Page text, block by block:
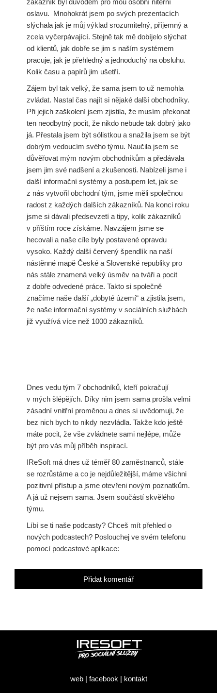
zákazník byl důvodem pro mou osobní niterní
oslavu. Mnohokrát jsem po svých prezentacích
slýchala jak je můj výklad srozumitelný, příjemný a
zcela vyčerpávající. Stejně tak mě dobíjelo slýchat
od klientů, jak dobře se jim s naším systémem
pracuje, jak je přehledný a jednoduchý na obsluhu.
Kolik času a papírů jim ušetří.
Zájem byl tak velký, že sama jsem to už nemohla
zvládat. Nastal čas najít si nějaké další obchodníky.
Při jejich zaškolení jsem zjistila, že musím překonat
ten neodbytný pocit, že nikdo nebude tak dobrý jako
já. Přestala jsem být sólistkou a snažila jsem se být
dobrým vedoucím svého týmu. Naučila jsem se
důvěřovat mým novým obchodníkům a předávala
jsem jim své nadšení a zkušenosti. Nabízeli jsme i
další informační systémy a postupem let, jak se
z nás vytvořil obchodní tým, jsme měli společnou
radost z každých dalších zákazníků. Na konci roku
jsme si dávali předsevzetí a tipy, kolik zákazníků
v příštím roce získáme. Navzájem jsme se
hecovali a naše cíle byly postavené opravdu
vysoko. Každý další červený špendlík na naší
nástěnné mapě České a Slovenské republiky pro
nás stále znamená velký úsměv na tváři a pocit
z dobře odvedené práce. Takto si společně
značíme naše další „dobyté území“ a zjistila jsem,
že naše informační systémy v sociálních službách
již využívá více než 1000 zákazníků.
Dnes vedu tým 7 obchodníků, kteří pokračují
v mých šlépějích. Díky nim jsem sama prošla velmi
zásadní vnitřní proměnou a dnes si uvědomuji, že
bez nich bych to nikdy nezvládla. Takže kdo ještě
máte pocit, že vše zvládnete sami nejlépe, může
být pro vás můj příběh inspirací.
IReSoft má dnes už téměř 80 zaměstnanců, stále
se rozrůstáme a co je nejdůležitější, máme všichni
pozitivní přístup a jsme otevřeni novým poznatkům.
A já už nejsem sama. Jsem součástí skvělého
týmu.
Líbí se ti naše podcasty? Chceš mít přehled o
nových podcastech? Poslouchej ve svém telefonu
pomocí podcastové aplikace:
Přidat komentář
web| facebook| kontakt